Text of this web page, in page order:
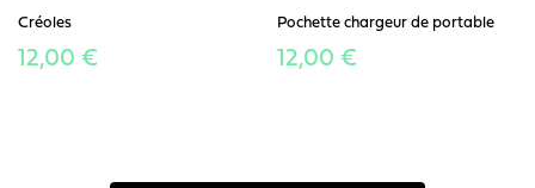
Créoles
12,00 €
Pochette chargeur de portable
12,00 €